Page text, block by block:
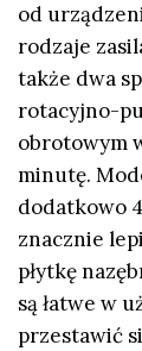
od
rodzaje
także dwa
rotacyjno-
obrotowym
minutę.
dodatkowo
znacznie
płytkę
są łatwe w
przestawić